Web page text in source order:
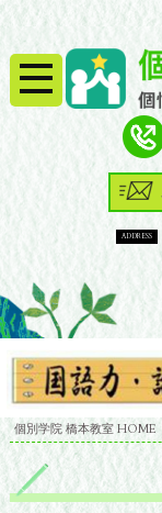
ADDRESS
個別学院 橋本教室 HOME